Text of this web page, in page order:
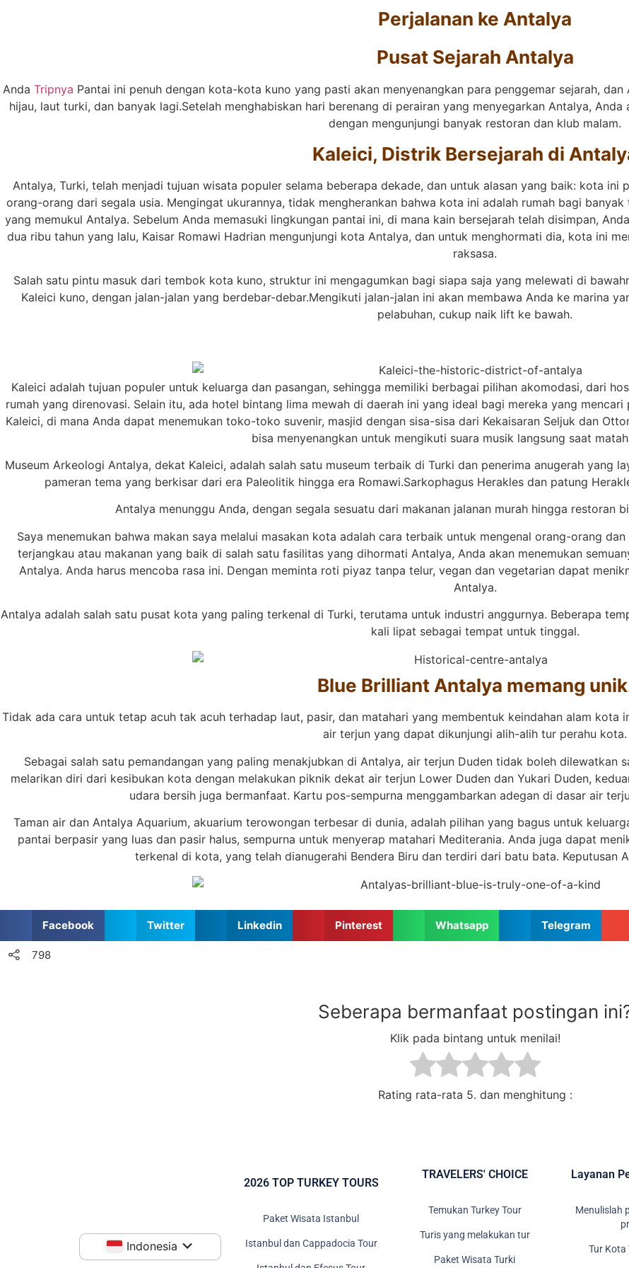
Perjalanan ke Antalya
Pusat Sejarah Antalya
Anda Tripnya Pantai ini penuh dengan kota-kota kuno yang pasti akan menyenangkan para penggemar sejarah,
hijau, laut turki, dan banyak lagi.Setelah menghabiskan hari berenang di perairan yang menyegarkan Antalya,
dengan mengunjungi banyak restoran dan klub malam.
Kaleici, Distrik Bersejarah di
Antalya, Turki, telah menjadi tujuan wisata populer selama beberapa dekade, dan untuk alasan yang baik: kota
orang-orang dari segala usia. Mengingat ukurannya, tidak mengherankan bahwa kota ini adalah rumah bagi
yang memukul Antalya. Sebelum Anda memasuki lingkungan pantai ini, di mana kain bersejarah telah disimpan,
dua ribu tahun yang lalu, Kaisar Romawi Hadrian mengunjungi kota Antalya, dan untuk menghormati dia, kota ini
raksasa.
Salah satu pintu masuk dari tembok kota kuno, struktur ini mengagumkan bagi siapa saja yang melewati di
Kaleici kuno, dengan jalan-jalan yang berdebar-debar.Mengikuti jalan-jalan ini akan membawa Anda ke marina
pelabuhan, cukup naik lift ke bawah.
Kaleici adalah tujuan populer untuk keluarga dan pasangan, sehingga memiliki berbagai pilihan akomodasi, dari
rumah yang direnovasi. Selain itu, ada hotel bintang lima mewah di daerah ini yang ideal bagi mereka yang
Kaleici, di mana Anda dapat menemukan toko-toko suvenir, masjid dengan sisa-sisa dari Kekaisaran Seljuk dan
bisa menyenangkan untuk mengikuti suara musik langsung saat
Museum Arkeologi Antalya, dekat Kaleici, adalah salah satu museum terbaik di Turki dan penerima anugerah yang
pameran tema yang berkisar dari era Paleolitik hingga era Romawi.Sarkophagus Herakles dan patung
Antalya menunggu Anda, dengan segala sesuatu dari makanan jalanan murah hingga restoran
Saya menemukan bahwa makan saya melalui masakan kota adalah cara terbaik untuk mengenal orang-orang
terjangkau atau makanan yang baik di salah satu fasilitas yang dihormati Antalya, Anda akan menemukan
Antalya. Anda harus mencoba rasa ini. Dengan meminta roti piyaz tanpa telur, vegan dan vegetarian dapat
Antalya.
Antalya adalah salah satu pusat kota yang paling terkenal di Turki, terutama untuk industri anggurnya. Beberapa
kali lipat sebagai tempat untuk tinggal.
Blue Brilliant Antalya memang
Tidak ada cara untuk tetap acuh tak acuh terhadap laut, pasir, dan matahari yang membentuk keindahan alam kota
air terjun yang dapat dikunjungi alih-alih tur perahu kota.
Sebagai salah satu pemandangan yang paling menakjubkan di Antalya, air terjun Duden tidak boleh dilewatkan
melarikan diri dari kesibukan kota dengan melakukan piknik dekat air terjun Lower Duden dan Yukari Duden,
udara bersih juga bermanfaat. Kartu pos-sempurna menggambarkan adegan di dasar air
Taman air dan Antalya Aquarium, akuarium terowongan terbesar di dunia, adalah pilihan yang bagus untuk
pantai berpasir yang luas dan pasir halus, sempurna untuk menyerap matahari Mediterania. Anda juga dapat
terkenal di kota, yang telah dianugerahi Bendera Biru dan terdiri dari batu bata. Keputusan
Facebook Twitter Linkedin Pinterest Whatsapp Telegram
798
Seberapa bermanfaat postingan
Klik pada bintang untuk menilai!
Rating rata-rata 5. dan menghitung :
Indonesia
2026 TOP TURKEY TOURS
Paket Wisata Istanbul
Istanbul dan Cappadocia Tour
TRAVELERS' CHOICE
Temukan Turkey Tour
Turis yang melakukan tur
Paket Wisata Turki
Layanan
Menulislah
Tur Kota